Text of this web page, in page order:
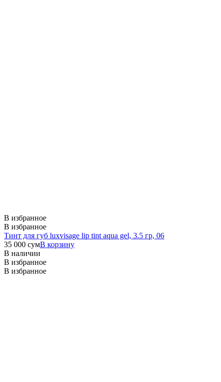
В избранное
В избранное
Тинт для губ luxvisage lip tint aqua gel, 3.5 гр, 06
35 000 сумВ корзину
В наличии
В избранное
В избранное